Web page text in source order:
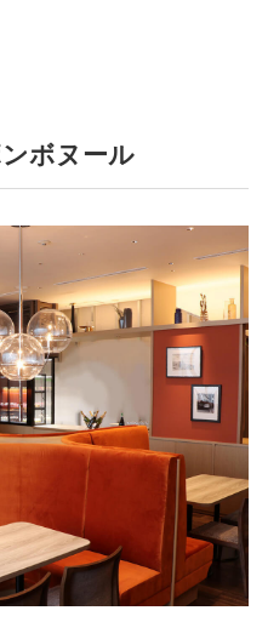
ボヌール